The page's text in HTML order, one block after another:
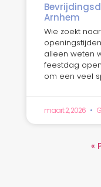
Arnhem
Wie zoekt
alleen weten
feestdag
om een veel
maart 2, 2026
«